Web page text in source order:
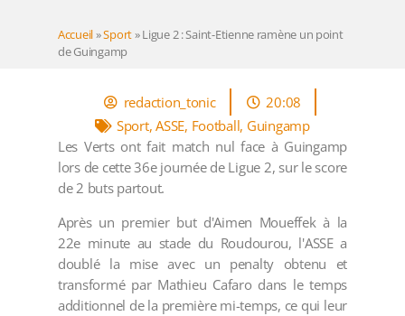
Accueil»Sport»Ligue 2 : Saint-Etienne ramène un point
de Guingamp
redaction_tonic
20:08
Sport,ASSE, Football, Guingamp
Les Verts ont fait match nul face à Guingamp
lors de cette 36e journée de Ligue 2, sur le score
de 2 buts partout.
Après un premier but d'Aimen Moueffek à la
22e minute au stade du Roudourou, l'ASSE a
doublé la mise avec un penalty obtenu et
transformé par Mathieu Cafaro dans le temps
additionnel de la première mi-temps, ce qui leur